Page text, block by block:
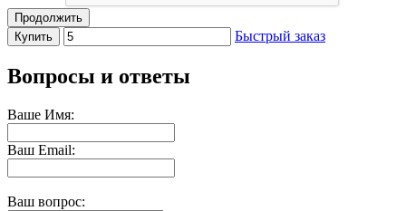
Продолжить
Купить
Быстрый заказ
Вопросы и ответы
Ваше Имя:
Ваш Email:
Ваш вопрос: